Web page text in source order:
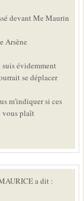
devant Me Maurin
Arsène
évidemment
se déplacer
m'indiquer si ces
vous plaît
a dit :